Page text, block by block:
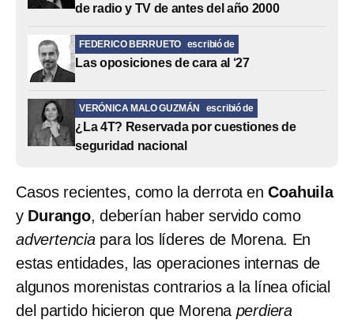
de radio y TV de antes del año 2000
FEDERICO BERRUETO escribió de
Las oposiciones de cara al ‘27
VERÓNICA MALO GUZMÁN escribió de
¿La 4T? Reservada por cuestiones de
seguridad nacional
Casos recientes, como la derrota enCoahuila
y Durango, deberían haber servido como
advertencia para los líderes de Morena. En
estas entidades, las operaciones internas de
algunos morenistas contrarios a la línea oficial
del partido hicieron que Morena perdiera